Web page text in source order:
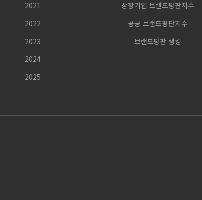
2021
2022
2023
2024
2025
상장기업 브랜드평판지수
공공 브랜드평판지수
브랜드평판 랭킹